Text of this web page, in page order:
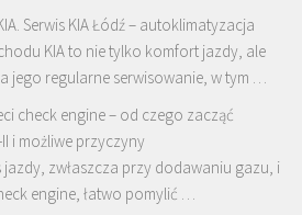
Serwis KIA Łódź – autoklimatyzacja
KIA to nie tylko komfort jazdy, ale
jego regularne serwisowanie, w tym …
check engine – od czego zacząć
i możliwe przyczyny
zwłaszcza przy dodawaniu gazu, i
engine, łatwo pomylić …